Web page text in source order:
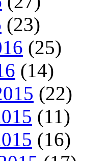
(23)
(25)
(14)
(22)
(11)
(16)